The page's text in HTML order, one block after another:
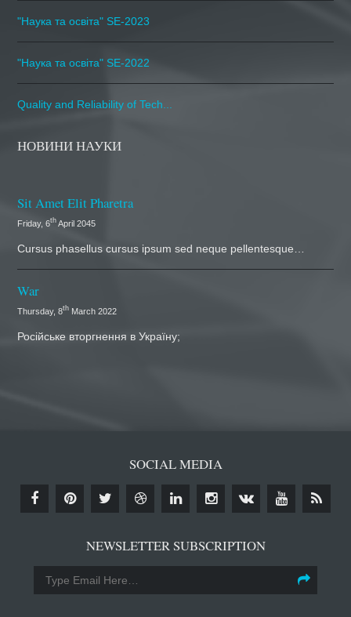
"Наука та освіта" SE-2023
"Наука та освіта" SE-2022
Quality and Reliability of Tech...
НОВИНИ НАУКИ
Sit Amet Elit Pharetra
Friday, 6th April 2045
Cursus phasellus cursus ipsum sed neque pellentesque…
War
Thursday, 8th March 2022
Російське вторгнення в Україну;
SOCIAL MEDIA
NEWSLETTER SUBSCRIPTION